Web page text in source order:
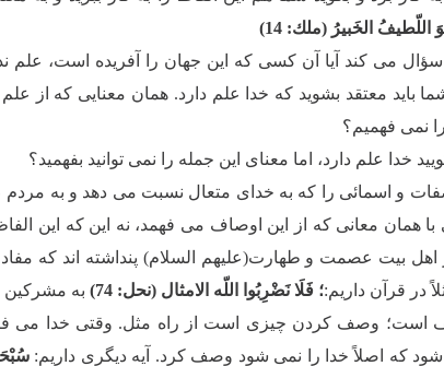
الخَبیرُ (ملك: 14)
مى كند آیا آن كسى كه این جهان را آفریده است، علم
باید معتقد بشوید كه خدا علم دارد. همان معنایى كه از
نمى فهمیم؟
خدا علم دارد، اما معناى این جمله را نمى توانید بفهمید؟
و اسمائى را كه به خداى متعال نسبت مى دهد و به مردم
با همان معانى كه از این اوصاف مى فهمد، نه این كه این
از اهل بیت عصمت و طهارت(علیهم السلام) پنداشته اند كه
در قرآن داریم:؛ فَلَا نَضْرِبُوا اللّه الامثال (نحل: 74)
به مشركین
است؛ وصف كردن چیزى است از راه مثل. وقتى خدا مى
كه اصلاً خدا را نمى شود وصف كرد. آیه دیگرى داریم: